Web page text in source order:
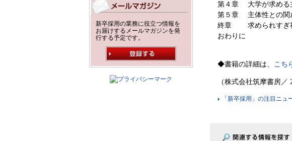
第４章 大学が求める
第５章 主体性との関
終章 求められすぎ
おわりに
◆書籍の詳細は、 こち
（株式会社筑摩書房／
「新卒採用」の注目ニュ
新卒採用の業務に役立つ情報を
お届けするメールマガジンを発
行する予定です。